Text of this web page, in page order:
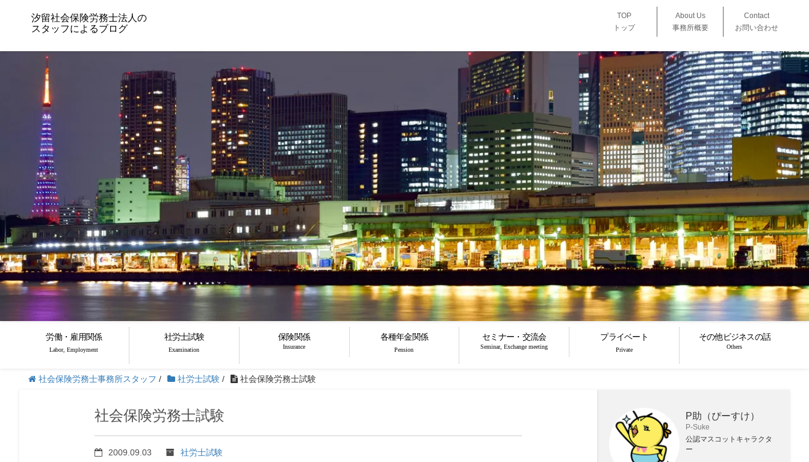
汐留社会保険労務士法人の
スタッフによるブログ
TOP
トップ
About Us
事務所概要
Contact
お問い合わせ
労働・雇用関係
Labor, Employment
社労士試験
Examination
保険関係
Insurance
各種年金関係
Pension
セミナー・交流会
Seminar, Exchange meeting
プライベート
Private
その他ビジネスの話
Others
社会保険労務士事務所スタッフ / 社労士試験 / 社会保険労務士試験
社会保険労務士試験
2009.09.03 社労士試験
P助（ぴーすけ）
P-Suke
公認マスコットキャラクタ
ー